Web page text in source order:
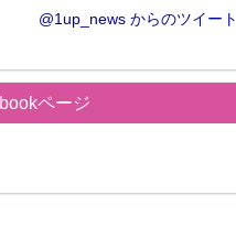
@1up_news からのツイート
ページ